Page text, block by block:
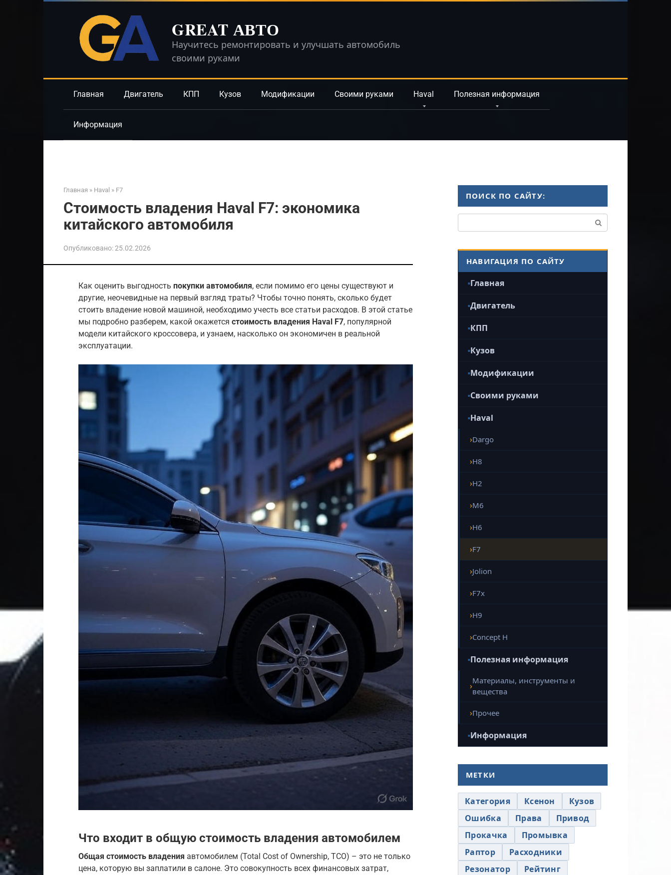
GREAT АВТО
Научитесь ремонтировать и улучшать автомобиль
своими руками
Главная Двигатель КПП Кузов Модификации Своими руками Haval Полезная информация
Информация
Главная » Haval » F7
Стоимость владения Haval F7: экономика
китайского автомобиля
Опубликовано:25.02.2026
Как оценить выгодность покупки автомобиля, если помимо его цены существуют и
другие, неочевидные на первый взгляд траты? Чтобы точно понять, сколько будет
стоить владение новой машиной, необходимо учесть все статьи расходов. В этой статье
мы подробно разберем, какой окажется стоимость владения Haval F7, популярной
модели китайского кроссовера, и узнаем, насколько он экономичен в реальной
эксплуатации.
Что входит в общую стоимость владения автомобилем
Общая стоимость владения автомобилем (Total Cost of Ownership, TCO) – это не только
цена, которую вы заплатили в салоне. Это совокупность всех финансовых затрат,
ПОИСК ПО САЙТУ:
НАВИГАЦИЯ ПО САЙТУ
Главная
Двигатель
КПП
Кузов
Модификации
Своими руками
Haval
Dargo
H8
H2
M6
H6
F7
Jolion
F7x
H9
Concept H
Полезная информация
Материалы, инструменты и
вещества
Прочее
Информация
МЕТКИ
Категория Ксенон
Кузов
Ошибка
Права
Привод
Прокачка
Промывка
Раптор
Расходники
Резонатор
Рейтинг